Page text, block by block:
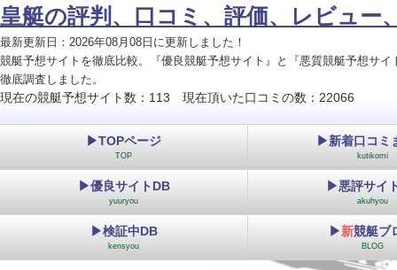
皇艇の評判、口コミ、評価、レビュー
最新更新日：2026年08月08日に更新しました！
競艇予想サイトを徹底比較。『優良競艇予想サイト』と『悪質競艇予想サイ
徹底調査しました。
現在の競艇予想サイト数：113 現在頂いた口コミの数：22066
▶TOPページ
TOP
▶新着口コミ
kutikomi
▶優良サイトDB
yuuryou
▶悪評サイ
akuhyou
▶検証中DB
kensyou
▶新競艇ブ
BLOG